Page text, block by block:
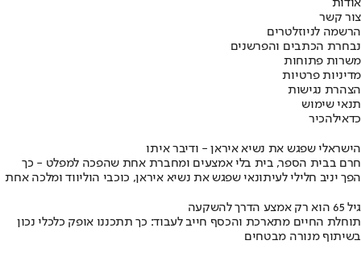
אודות
צור קשר
הרשמה לניוזלטרים
נבחרת הכתבים והפרשנים
משרות פתוחות
מדיניות פרטיות
הצהרת נגישות
תנאי שימוש
כדאילהכיר
הישראלי שפגש את נשיא איראן - ודיבר איתו
חרם בבית הספר, בית בלי אמצעים ומחברת אחת שהפכה למפלט - כך
הפך יניב חלילי לעיתונאי שפגש את נשיא איראן, כוכבי הוליווד ומלכה אחת
גיל 65 הוא רק אמצע הדרך להשקעה
תוחלת החיים מתארכת והכסף חייב לעבוד: כך תתכננו אופק כלכלי נכון
בשיתוף מנורה מבטחים